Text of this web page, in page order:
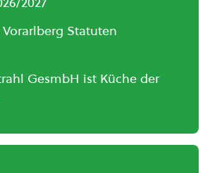
Vorarlberg Statuten
GesmbH ist Küche der